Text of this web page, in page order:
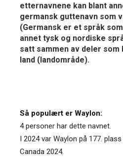
etternavnene kan blant
germansk guttenavn som
(Germansk er et språk
annet tysk og nordiske
satt sammen av deler
land (landområde).
Så populært er Waylon:
4 personer har dette navnet.
I 2024 var Waylon på 177.
Canada 2024.